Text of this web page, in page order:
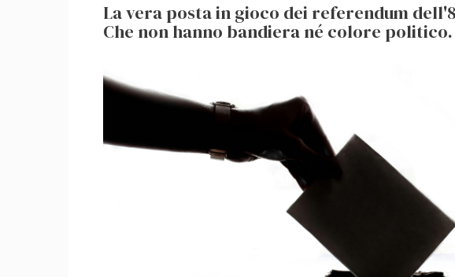
La vera posta in gioco dei referendum
Che non hanno bandiera né colore politico.